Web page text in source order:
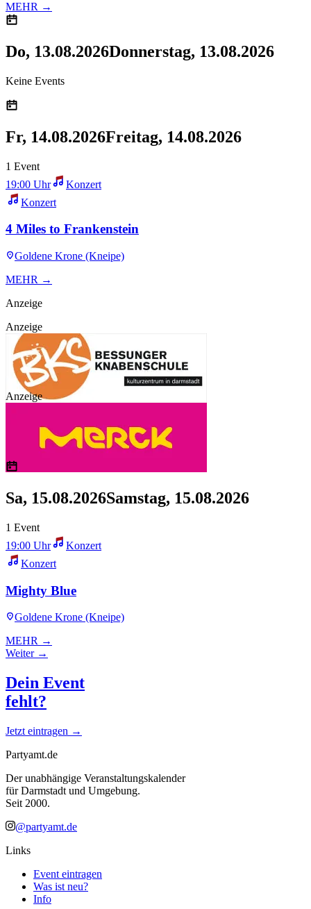
MEHR →
Do, 13.08.2026Donnerstag, 13.08.2026
Keine Events
Fr, 14.08.2026Freitag, 14.08.2026
1 Event
19:00 Uhr
Konzert
Konzert
4 Miles to Frankenstein
Goldene Krone (Kneipe)
MEHR →
Anzeige
Anzeige
Anzeige
Sa, 15.08.2026Samstag, 15.08.2026
1 Event
19:00 Uhr
Konzert
Konzert
Mighty Blue
Goldene Krone (Kneipe)
MEHR →
Weiter →
Dein Event
fehlt?
Jetzt eintragen →
Partyamt.de
Der unabhängige Veranstaltungskalender
für Darmstadt und Umgebung.
Seit 2000.
@partyamt.de
Links
Event eintragen
Was ist neu?
Info